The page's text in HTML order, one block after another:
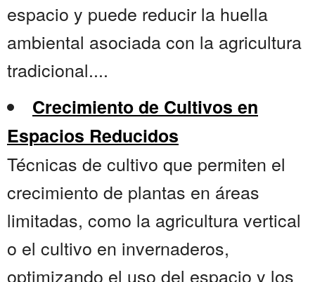
espacio y puede reducir la huella
ambiental asociada con la agricultura
tradicional....
Crecimiento de Cultivos en
Espacios Reducidos
Técnicas de cultivo que permiten el
crecimiento de plantas en áreas
limitadas, como la agricultura vertical
o el cultivo en invernaderos,
optimizando el uso del espacio y los